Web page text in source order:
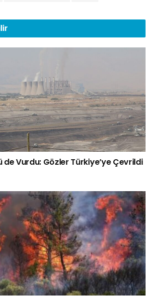
de Vurdu: Gözler Türkiye’ye Çevrildi